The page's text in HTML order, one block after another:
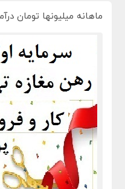
ماهانه میلیونها تومان